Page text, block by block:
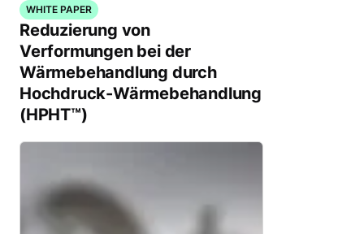
WHITE PAPER
Reduzierung von
Verformungen bei der
Wärmebehandlung durch
Hochdruck-Wärmebehandlung
(HPHT™)